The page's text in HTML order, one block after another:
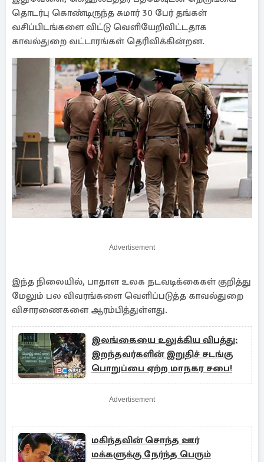
தொடர்பு கொண்டிருந்த சுமார் 30 பேர் தங்கள்
வசிப்பிடங்களை விட்டு வெளியேறிவிட்டதாக
காவல்துறை வட்டாரங்கள் தெரிவிக்கின்றன.
Advertisement
இந்த நிலையில், பாதாள உலக நடவடிக்கைகள் குறித்து
மேலும் பல விவரங்களை வெளிப்படுத்த காவல்துறை
விசாரணைகளை ஆரம்பித்துள்ளது.
இலங்கையை உலுக்கிய விபத்து:
இறந்தவர்களின் இறுதிச் சடங்கு
பொறுப்பை ஏற்ற மாநகர சபை!
Advertisement
மகிந்தவின் சொந்த ஊர்
மக்களுக்கு நேர்ந்த பெரும்